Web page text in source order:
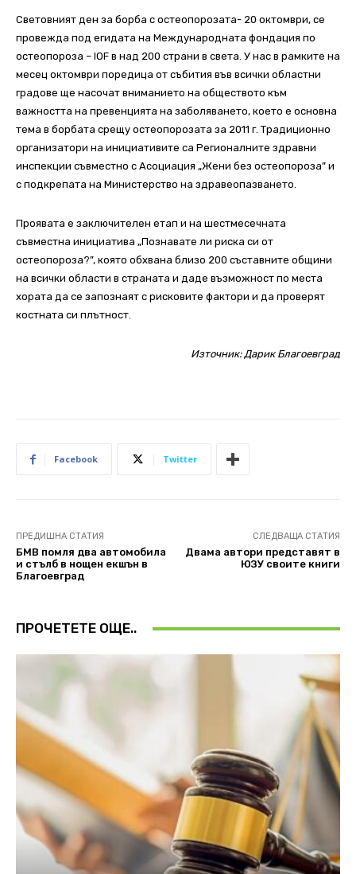
Световният ден за борба с остеопорозата- 20 октомври, се
провежда под егидата на Международната фондация по
остеопороза – IOF в над 200 страни в света. У нас в рамките на
месец октомври поредица от събития във всички областни
градове ще насочат вниманието на обществото към
важността на превенцията на заболяването, което е основна
тема в борбата срещу остеопорозата за 2011 г. Традиционно
организатори на инициативите са Регионалните здравни
инспекции съвместно с Асоциация „Жени без остеопороза” и
с подкрепата на Министерство на здравеопазването.
Проявата е заключителен етап и на шестмесечната
съвместна инициатива „Познавате ли риска си от
остеопороза?”, която обхвана близо 200 съставните общини
на всички области в страната и даде възможност по места
хората да се запознаят с рисковите фактори и да проверят
костната си плътност.
Източник:Дарик Благоевград
Facebook Twitter
ПРЕДИШНА СТАТИЯ
БМВ помля два автомобила
и стълб в нощен екшън в
Благоевград
СЛЕДВАЩА СТАТИЯ
Двама автори представят в
ЮЗУ своите книги
ПРОЧЕТЕТЕ ОЩЕ..